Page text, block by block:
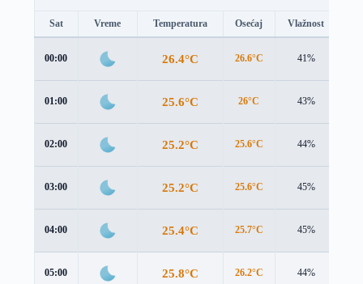
Sat Vreme Temperatura Osećaj Vlažnost
00:00 26.4°C 26.6°C 41%
01:00 25.6°C 26°C 43%
02:00 25.2°C 25.6°C 44%
03:00 25.2°C 25.6°C 45%
04:00 25.4°C 25.7°C 45%
05:00 25.8°C 26.2°C 44%